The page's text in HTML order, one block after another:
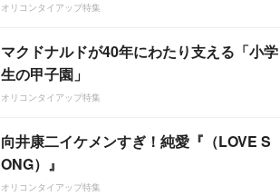
オリコンタイアップ特集
マクドナルドが40年にわたり支える「小学
生の甲子園」
オリコンタイアップ特集
向井康二イケメンすぎ！純愛『（LOVE S
ONG）』
オリコンタイアップ特集